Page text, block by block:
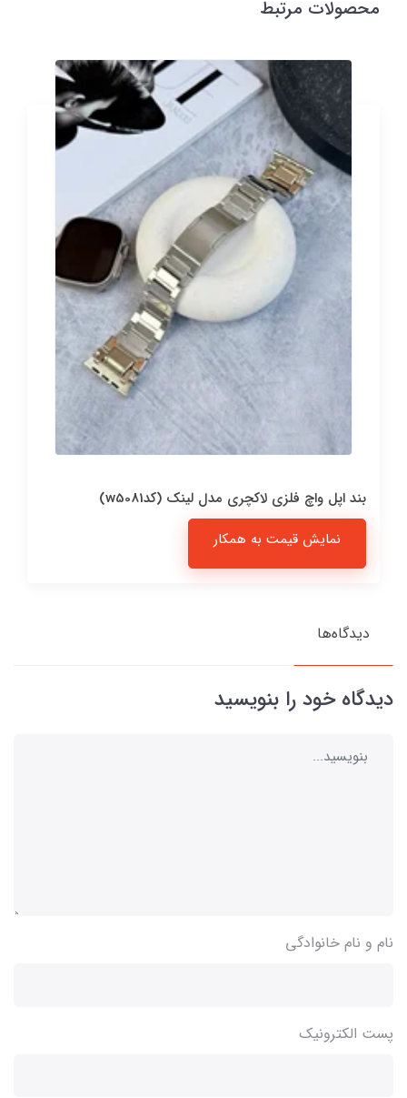
محصولات مرتبط
بند اپل واچ فلزی لاکچری مدل لینک (کدw5081)
نمایش قیمت به همکار
دیدگاه‌ها
دیدگاه خود را بنویسید
نام و نام خانوادگی
پست الکترونیک